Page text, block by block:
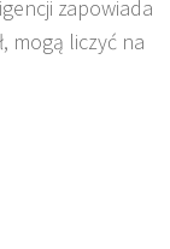
zapowiada
mogą liczyć na